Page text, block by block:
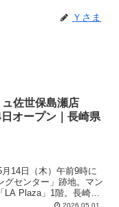
Ｙさま
佐世保島瀬店
オープン｜長崎県
14日（木）午前9時に
グセンター」跡地。マン
Plaza」1階。長崎県
敷地面積：3,433平方メ
2026.05.01